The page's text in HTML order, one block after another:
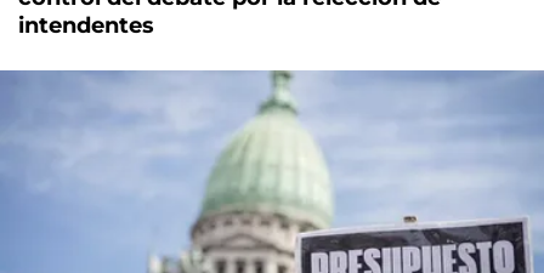
intendentes